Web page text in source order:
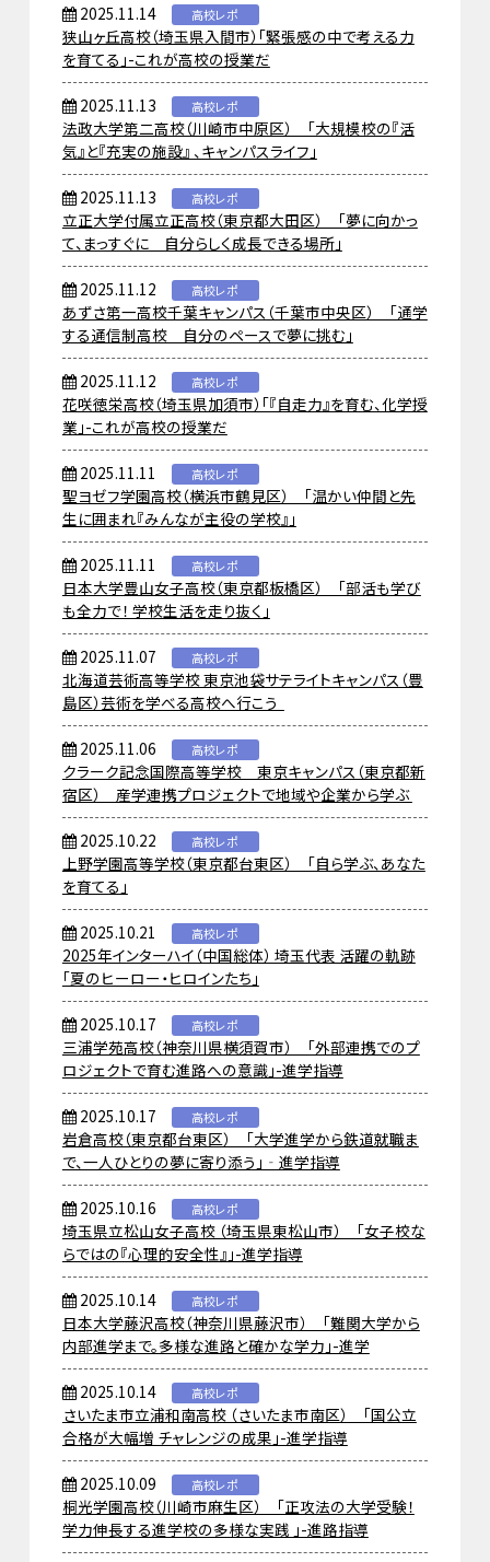
2025.11.14 高校レポ
狭山ヶ丘高校（埼玉県入間市）「緊張感の中で考える力
を育てる」-これが高校の授業だ
2025.11.13 高校レポ
法政大学第二高校（川崎市中原区） 「大規模校の『活
気』と『充実の施設』 、キャンパスライフ」
2025.11.13 高校レポ
立正大学付属立正高校（東京都大田区） 「夢に向かっ
て、まっすぐに 自分らしく成長できる場所」
2025.11.12 高校レポ
あずさ第一高校千葉キャンパス（千葉市中央区） 「通学
する通信制高校 自分のペースで夢に挑む」
2025.11.12 高校レポ
花咲徳栄高校（埼玉県加須市）「『自走力』を育む、化学授
業」-これが高校の授業だ
2025.11.11 高校レポ
聖ヨゼフ学園高校（横浜市鶴見区） 「温かい仲間と先
生に囲まれ『みんなが主役の学校』」
2025.11.11 高校レポ
日本大学豊山女子高校（東京都板橋区） 「部活も学び
も全力で！ 学校生活を走り抜く」
2025.11.07 高校レポ
北海道芸術高等学校 東京池袋サテライトキャンパス（豊
島区）芸術を学べる高校へ行こう
2025.11.06 高校レポ
クラーク記念国際高等学校 東京キャンパス（東京都新
宿区） 産学連携プロジェクトで地域や企業から学ぶ
2025.10.22 高校レポ
上野学園高等学校（東京都台東区） 「自ら学ぶ、あなた
を育てる」
2025.10.21 高校レポ
2025年インターハイ（中国総体） 埼玉代表 活躍の軌跡
「夏のヒーロー・ヒロインたち」
2025.10.17 高校レポ
三浦学苑高校（神奈川県横須賀市） 「外部連携でのプ
ロジェクトで育む進路への意識」-進学指導
2025.10.17 高校レポ
岩倉高校（東京都台東区） 「大学進学から鉄道就職ま
で、一人ひとりの夢に寄り添う」‐進学指導
2025.10.16 高校レポ
埼玉県立松山女子高校 （埼玉県東松山市） 「女子校な
らではの『心理的安全性』」-進学指導
2025.10.14 高校レポ
日本大学藤沢高校（神奈川県藤沢市） 「難関大学から
内部進学まで。多様な進路と確かな学力」-進学
2025.10.14 高校レポ
さいたま市立浦和南高校 （さいたま市南区） 「国公立
合格が大幅増 チャレンジの成果」-進学指導
2025.10.09 高校レポ
桐光学園高校（川崎市麻生区） 「正攻法の大学受験！
学力伸長する進学校の多様な実践 」-進路指導